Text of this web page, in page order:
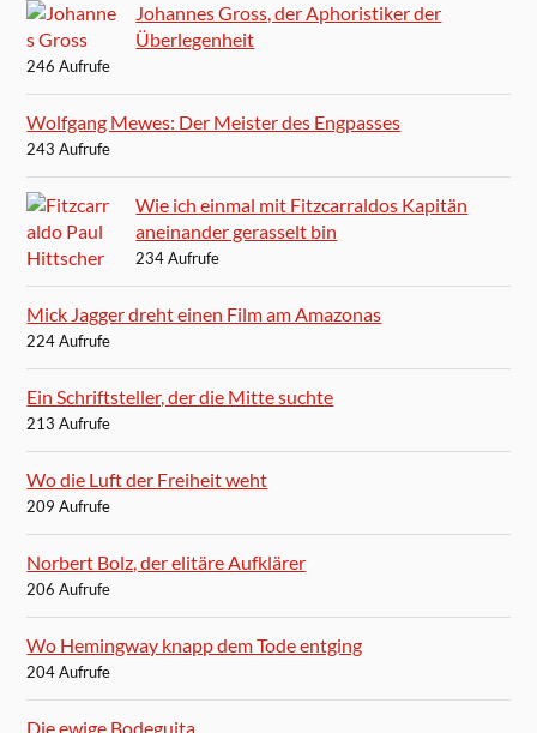
Johannes Gross, der Aphoristiker der
Überlegenheit
246 Aufrufe
Wolfgang Mewes: Der Meister des Engpasses
243 Aufrufe
Wie ich einmal mit Fitzcarraldos Kapitän
aneinander gerasselt bin
234 Aufrufe
Mick Jagger dreht einen Film am Amazonas
224 Aufrufe
Ein Schriftsteller, der die Mitte suchte
213 Aufrufe
Wo die Luft der Freiheit weht
209 Aufrufe
Norbert Bolz, der elitäre Aufklärer
206 Aufrufe
Wo Hemingway knapp dem Tode entging
204 Aufrufe
Die ewige Bodeguita